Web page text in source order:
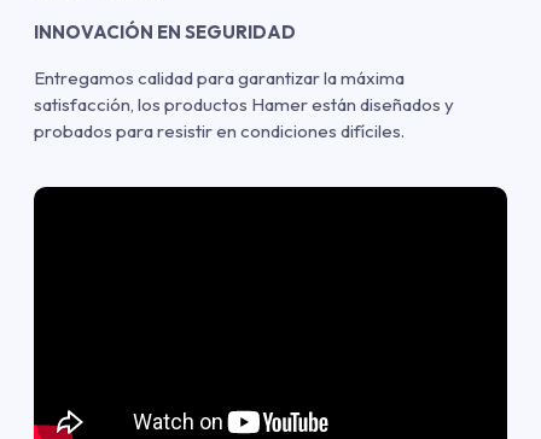
INNOVACIÓN EN SEGURIDAD
Entregamos calidad para garantizar la máxima
satisfacción, los productos Hamer están diseñados y
probados para resistir en condiciones difíciles.